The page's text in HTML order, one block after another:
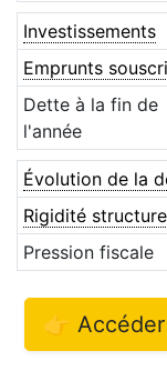
Investissements
Emprunts
Dette à la fin de
l'année
Évolution de la
Rigidité
Pression fiscale
👉